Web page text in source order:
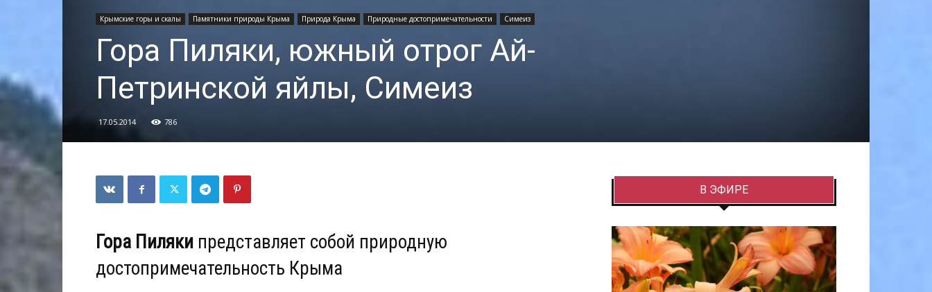
Крымские горы и скалы Памятники природы Крыма Природа Крыма Природные достопримечательности Симеиз
Гора Пиляки, южный отрог Ай-
Петринской яйлы, Симеиз
17.05.2014 786
Гора Пиляки представляет собой природную
достопримечательность Крыма
В ЭФИРЕ